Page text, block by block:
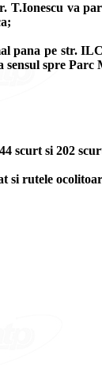
va
pana pe str.
spre
scurt si 202
rutele